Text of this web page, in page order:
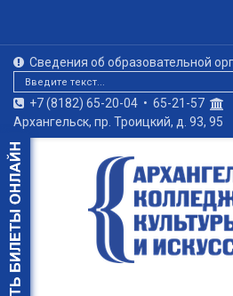
Сведения об образовательной
+7 (8182) 65-20-04 • 65-21-57
Архангельск, пр. Троицкий, д. 93, 95